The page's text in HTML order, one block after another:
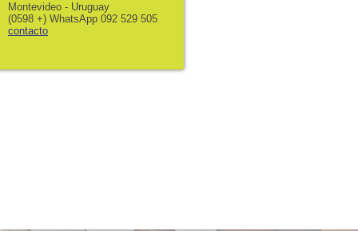
Montevideo - Uruguay
(0598 +) WhatsApp 092 529 505
contacto